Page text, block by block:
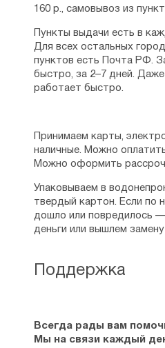
Поддержка
Всегда рады вам
Мы на связи каждый
160 р., самовывоз из
Пункты выдачи есть в
Для всех остальных
пунктов есть Почта РФ.
быстро, за 2–7 дней.
работает быстро.
Принимаем карты,
наличные. Можно
Можно оформить
Упаковываем в
твердый картон. Если по
дошло или повредилось
деньги или вышлем